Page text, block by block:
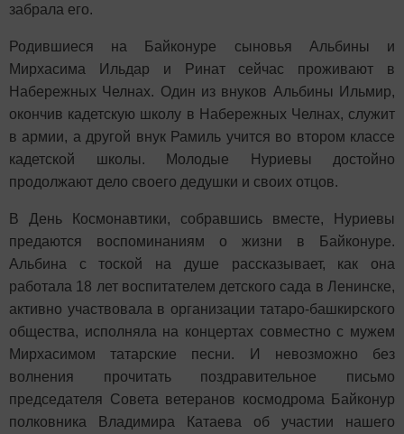
забрала его.
Родившиеся на Байконуре сыновья Альбины и
Мирхасима Ильдар и Ринат сейчас проживают в
Набережных Челнах. Один из внуков Альбины Ильмир,
окончив кадетскую школу в Набережных Челнах, служит
в армии, а другой внук Рамиль учится во втором классе
кадетской школы. Молодые Нуриевы достойно
продолжают дело своего дедушки и своих отцов.
В День Космонавтики, собравшись вместе, Нуриевы
предаются воспоминаниям о жизни в Байконуре.
Альбина с тоской на душе рассказывает, как она
работала 18 лет воспитателем детского сада в Ленинске,
активно участвовала в организации татаро-башкирского
общества, исполняла на концертах совместно с мужем
Мирхасимом татарские песни. И невозможно без
волнения прочитать поздравительное письмо
председателя Совета ветеранов космодрома Байконур
полковника Владимира Катаева об участии нашего